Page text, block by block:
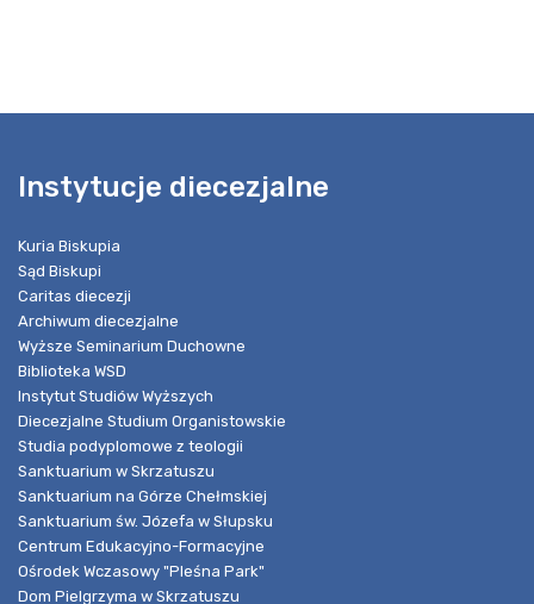
Instytucje diecezjalne
Kuria Biskupia
Sąd Biskupi
Caritas diecezji
Archiwum diecezjalne
Wyższe Seminarium Duchowne
Biblioteka WSD
Instytut Studiów Wyższych
Diecezjalne Studium Organistowskie
Studia podyplomowe z teologii
Sanktuarium w Skrzatuszu
Sanktuarium na Górze Chełmskiej
Sanktuarium św. Józefa w Słupsku
Centrum Edukacyjno-Formacyjne
Ośrodek Wczasowy "Pleśna Park"
Dom Pielgrzyma w Skrzatuszu